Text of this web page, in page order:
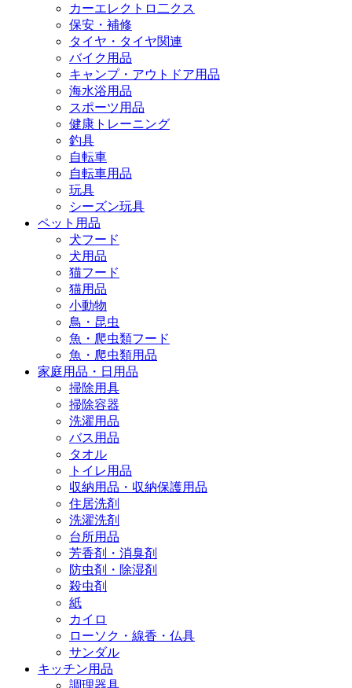
カーエレクトロ二クス
保安・補修
タイヤ・タイヤ関連
バイク用品
キャンプ・アウトドア用品
海水浴用品
スポーツ用品
健康トレーニング
釣具
自転車
自転車用品
玩具
シーズン玩具
ペット用品
犬フード
犬用品
猫フード
猫用品
小動物
鳥・昆虫
魚・爬虫類フード
魚・爬虫類用品
家庭用品・日用品
掃除用具
掃除容器
洗濯用品
バス用品
タオル
トイレ用品
収納用品・収納保護用品
住居洗剤
洗濯洗剤
台所用品
芳香剤・消臭剤
防虫剤・除湿剤
殺虫剤
紙
カイロ
ローソク・線香・仏具
サンダル
キッチン用品
調理器具